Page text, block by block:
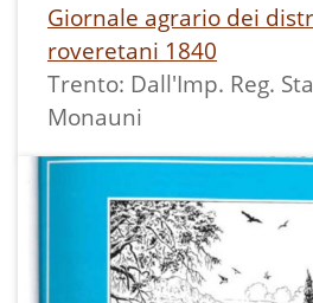
Giornale agrario dei
roveretani 1840
Trento: Dall'Imp. Reg.
Monauni